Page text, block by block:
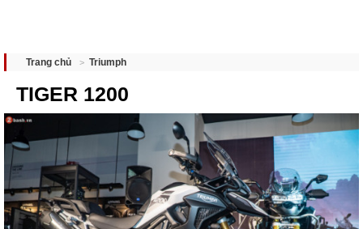
Trang chủ Triumph
TIGER 1200